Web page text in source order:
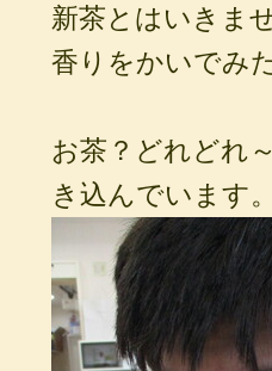
新茶とはいきま
香りをかいでみ
お茶？どれどれ
き込んでいます